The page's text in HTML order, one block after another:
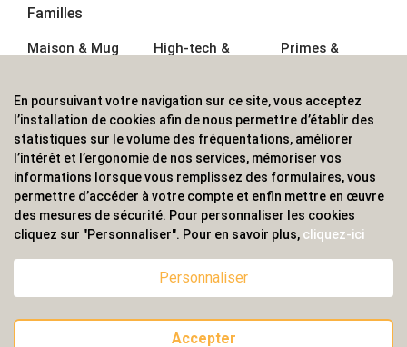
Familles
Maison & Mug
Écriture
Bagagerie sacs
High-tech &
Sport &
Outdoor
Enfant
Primes &
Boisson
Textile &
Casquette
Accessoires de
ALVS, fournisseur d'objets publicitaires, pour les
professionnels. Une implantation nationale, une
couverture internationale.
© 2020 ALVS
En poursuivant votre navigation sur ce site, vous acceptez
l’installation de cookies afin de nous permettre d’établir des
statistiques sur le volume des fréquentations, améliorer
l’intérêt et l’ergonomie de nos services, mémoriser vos
informations lorsque vous remplissez des formulaires, vous
permettre d’accéder à votre compte et enfin mettre en œuvre
des mesures de sécurité. Pour personnaliser les cookies
cliquez sur "Personnaliser". Pour en savoir plus, cliquez-ici
Personnaliser
Accepter